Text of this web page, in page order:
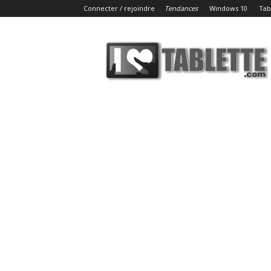
Connecter / rejoindre Tendances Windows 10